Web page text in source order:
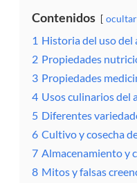
Contenidos ocultar
1 Historia del uso del
2 Propiedades
3 Propiedades
4 Usos culinarios del
5 Diferentes
6 Cultivo y cosecha
7 Almacenamiento y
8 Mitos y falsas